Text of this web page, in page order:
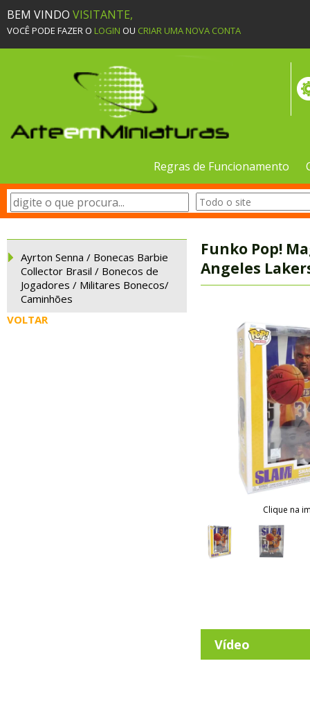
BEM VINDO VISITANTE,
VOCÊ PODE FAZER O LOGIN OU CRIAR UMA NOVA CONTA
Regras de Funcionamento
Ayrton Senna / Bonecas Barbie
Collector Brasil / Bonecos de
Jogadores / Militares Bonecos/
Caminhões
VOLTAR
Funko Pop!
Angeles
Clique na
Vídeo